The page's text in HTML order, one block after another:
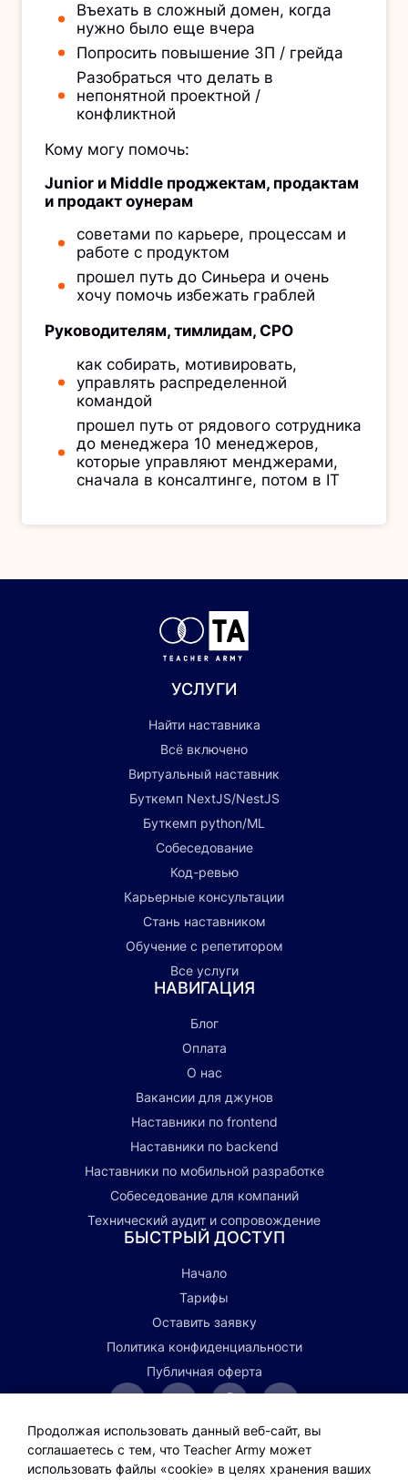
Въехать в сложный домен, когда
нужно было еще вчера
Попросить повышение ЗП / грейда
Разобраться что делать в
непонятной проектной /
конфликтной
Кому могу помочь:
Junior и Middle проджектам, продактам
и продакт оунерам
советами по карьере, процессам и
работе с продуктом
прошел путь до Синьера и очень
хочу помочь избежать граблей
Руководителям, тимлидам, CPO
как собирать, мотивировать,
управлять распределенной
командой
прошел путь от рядового сотрудника
до менеджера 10 менеджеров,
которые управляют менджерами,
сначала в консалтинге, потом в IT
УСЛУГИ
Найти наставника
Всё включено
Виртуальный наставник
Буткемп NextJS/NestJS
Буткемп python/ML
Собеседование
Код-ревью
Карьерные консультации
Стань наставником
Обучение с репетитором
Все услуги
НАВИГАЦИЯ
Блог
Оплата
О нас
Вакансии для джунов
Наставники по frontend
Наставники по backend
Наставники по мобильной разработке
Собеседование для компаний
Технический аудит и сопровождение
БЫСТРЫЙ ДОСТУП
Начало
Тарифы
Оставить заявку
Политика конфиденциальности
Публичная оферта
канал на
почту
oleg.akinin@teacher.army
на
Github
в
Linkedin
Группа
вконтакте
Ссылка
на
Ссылка
на
Продолжая использовать данный веб-сайт, вы
соглашаетесь с тем, что Teacher Army может
использовать файлы «cookie» в целях хранения ваших